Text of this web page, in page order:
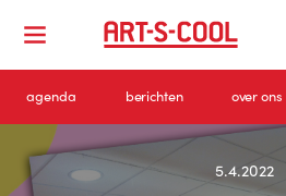
agenda berichten over ons
5.4.2022